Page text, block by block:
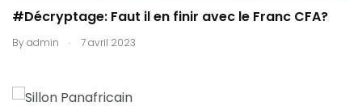
#Décryptage: Faut il en finir avec le Franc CFA?
Byadmin . 7 avril 2023